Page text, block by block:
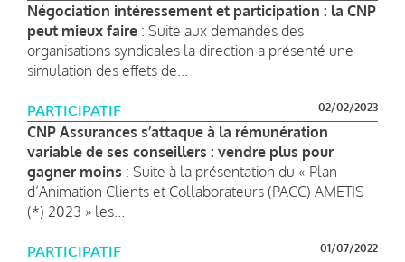
Négociation intéressement et participation : la CNP
peut mieux faire : Suite aux demandes des
organisations syndicales la direction a présenté une
simulation des effets de...
PARTICIPATIF 02/02/2023
CNP Assurances s’attaque à la rémunération
variable de ses conseillers : vendre plus pour
gagner moins : Suite à la présentation du « Plan
d’Animation Clients et Collaborateurs (PACC) AMETIS
(*) 2023 » les...
PARTICIPATIF 01/07/2022